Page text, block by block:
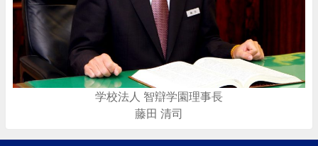
学校法人 智辯学園理事長
藤田 清司